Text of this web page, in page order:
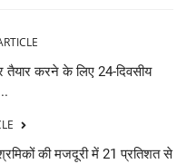
तैयार करने के लिए 24-दिवसीय
की मजदूरी में 21 प्रतिशत से